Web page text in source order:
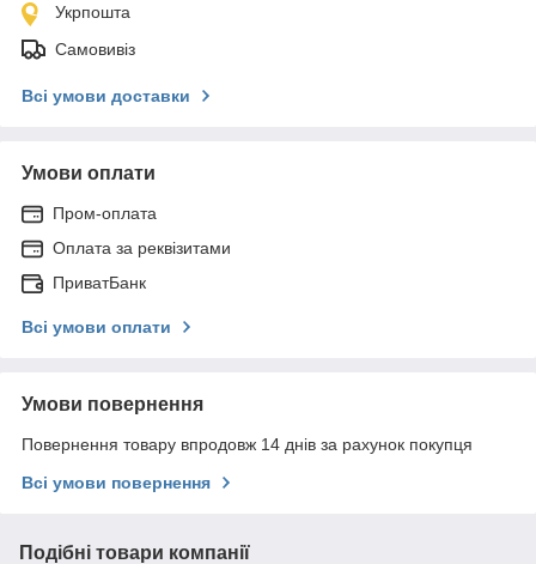
Укрпошта
Самовивіз
Всі умови доставки
Умови оплати
Пром-оплата
Оплата за реквізитами
ПриватБанк
Всі умови оплати
Умови повернення
Повернення товару впродовж 14 днів за рахунок покупця
Всі умови повернення
Подібні товари компанії